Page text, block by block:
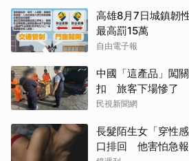
高雄8月7日城鎮韌
最高罰15萬
自由電子報
中國「這產品」闖
扣 旅客下場慘了
民視新聞網
長髮陌生女「穿性
口排回 他害怕急